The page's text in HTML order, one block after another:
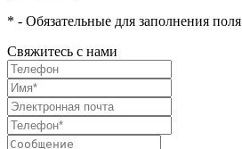
* - Обязательные для заполнения поля
Свяжитесь с нами